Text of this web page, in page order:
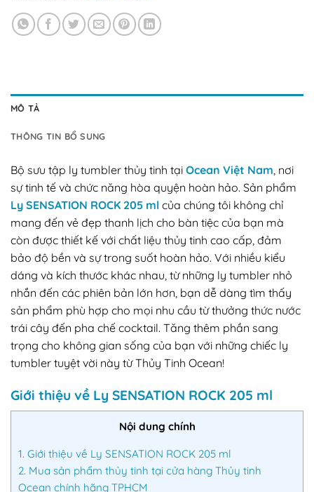
MÔ TẢ
THÔNG TIN BỔ SUNG
Bộ sưu tập ly tumbler thủy tinh tại Ocean Việt Nam, nơi
sự tinh tế và chức năng hòa quyện hoàn hảo. Sản phẩm
Ly SENSATION ROCK 205 ml của chúng tôi không chỉ
mang đến vẻ đẹp thanh lịch cho bàn tiệc của bạn mà
còn được thiết kế với chất liệu thủy tinh cao cấp, đảm
bảo độ bền và sự trong suốt hoàn hảo. Với nhiều kiểu
dáng và kích thước khác nhau, từ những ly tumbler nhỏ
nhắn đến các phiên bản lớn hơn, bạn dễ dàng tìm thấy
sản phẩm phù hợp cho mọi nhu cầu từ thưởng thức nước
trái cây đến pha chế cocktail. Tăng thêm phần sang
trọng cho không gian sống của bạn với những chiếc ly
tumbler tuyệt vời này từ Thủy Tinh Ocean!
Giới thiệu về Ly SENSATION ROCK 205 ml
Nội dung chính
1. Giới thiệu về Ly SENSATION ROCK 205 ml
2. Mua sản phẩm thủy tinh tại cửa hàng Thủy tinh
Ocean chính hãng TPHCM